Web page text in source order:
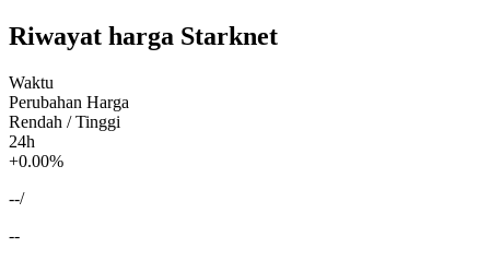
Riwayat harga Starknet
Waktu
Perubahan Harga
Rendah / Tinggi
24h
+0.00%
--/
--